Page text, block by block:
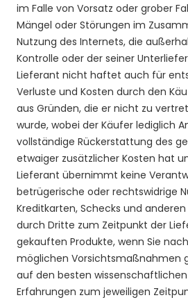
im Falle von Vorsatz oder grober
Mängel oder Störungen im
Nutzung des Internets, die
Kontrolle oder der seiner
Lieferant nicht haftet auch für
Verluste und Kosten durch den
aus Gründen, die er nicht zu
wurde, wobei der Käufer lediglich
vollständige Rückerstattung des
etwaiger zusätzlicher Kosten hat
Lieferant übernimmt keine
betrügerische oder rechtswidrige
Kreditkarten, Schecks und
durch Dritte zum Zeitpunkt der
gekauften Produkte, wenn Sie
möglichen Vorsichtsmaßnahmen
auf den besten
Erfahrungen zum jeweiligen